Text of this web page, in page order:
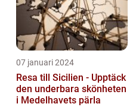
07 januari 2024
Resa till Sicilien - Upptäck
den underbara skönheten
i Medelhavets pärla